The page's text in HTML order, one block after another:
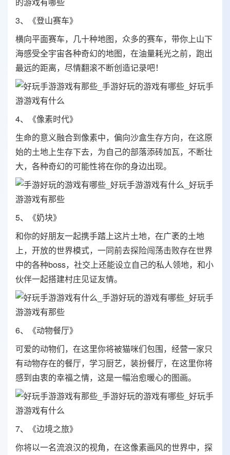
3、《登山赛车》
横向平面赛车，几十种地图，众多的赛车，带你上山下
海感受全宇宙各种奇幻的地图，在油量耗光之前，跑出
最远的距离，尽情翻滚不断创造记录吧！
4、《像素时代》
生命的意义融合到像素中，偏向沙盒生存方向，在这原
始的土地上生存下去，为自己的部落添砖加瓦，不断壮
大，各种奇幻的可能性将在你的身边出现。
5、《奶块》
和你的好朋友一起携手踏上这片土地，在广袤的土地
上，开放的世界模式，一同前去探险闯荡击败存在世界
中的各种boss，社交上还能设立自己的私人领地，和小
伙伴一起搭建村庄见证友情。
6、《动物餐厅》
可爱的动物们，在这里你将被猫咪们包围，经营一家只
有动物存在的餐厅，学习厨艺，装扮餐厅，在这里你将
感到由衷的幸福之情，这是一幅治愈暖心的图画。
7、《边境之旅》
你将以一名流浪汉的视角，在这像素画风的世界中，探